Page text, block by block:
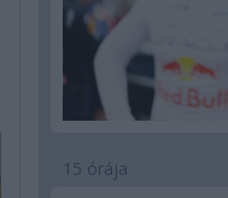
15 órája